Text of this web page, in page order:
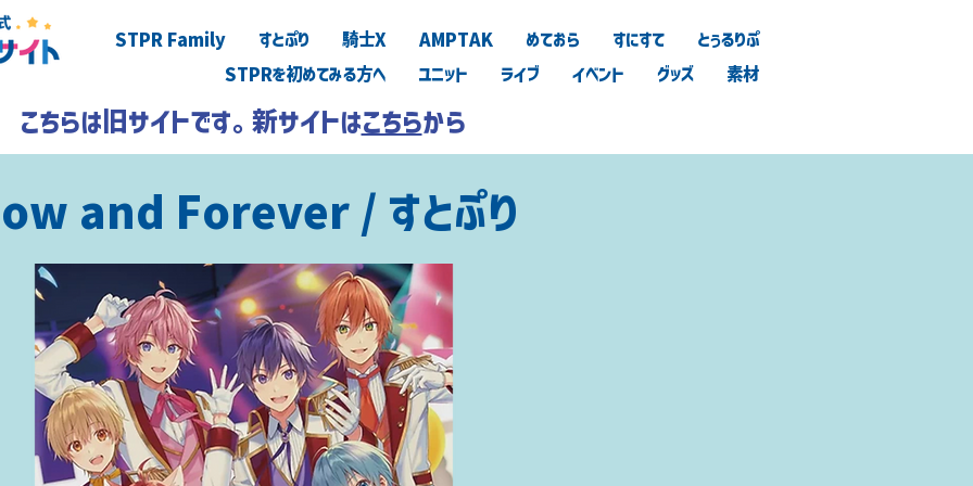
STPR Family すとぷり 騎士X AMPTAK めておら すにすて
とぅるりぷ
STPRを初めてみる方へ
ユニット ライブ イベント グッズ 素材
こちらは旧サイトです。新サイトはこちらから
and Forever / すとぷり